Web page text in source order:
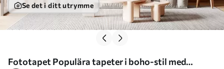
Se det i ditt utrymme
Fototapet Populära tapeter i boho-stil med